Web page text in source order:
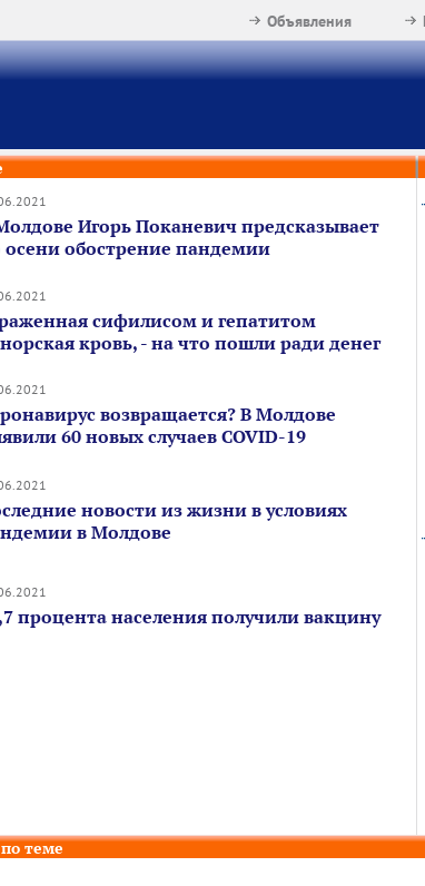
Объявления
Игорь Поканевич предсказывает
осени обострение пандемии
сифилисом и гепатитом
кровь, - на что пошли ради денег
возвращается? В Молдове
60 новых случаев COVID-19
новости из жизни в условиях
в Молдове
процента населения получили вакцину
теме